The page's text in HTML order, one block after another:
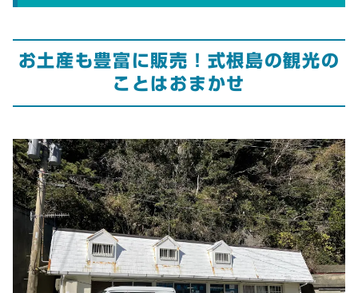
お土産も豊富に販売！式根島の観光の
ことはおまかせ